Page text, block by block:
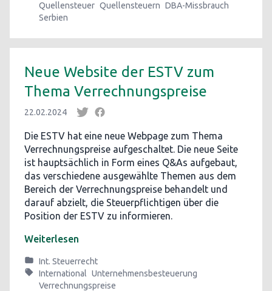
Quellensteuer Quellensteuern DBA-Missbrauch
Serbien
Neue Website der ESTV zum
Thema Verrechnungspreise
22.02.2024
Die ESTV hat eine neue Webpage zum Thema
Verrechnungspreise aufgeschaltet. Die neue Seite
ist hauptsächlich in Form eines Q&As aufgebaut,
das verschiedene ausgewählte Themen aus dem
Bereich der Verrechnungspreise behandelt und
darauf abzielt, die Steuerpflichtigen über die
Position der ESTV zu informieren.
Weiterlesen
Int. Steuerrecht
International Unternehmensbesteuerung
Verrechnungspreise